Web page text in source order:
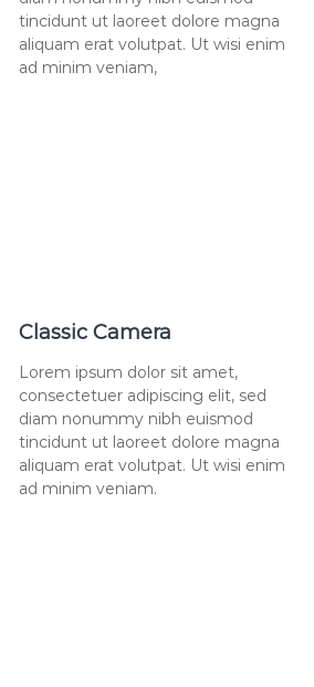
tincidunt ut laoreet dolore magna
aliquam erat volutpat. Ut wisi enim
ad minim veniam,
Classic Camera
Lorem ipsum dolor sit amet,
consectetuer adipiscing elit, sed
diam nonummy nibh euismod
tincidunt ut laoreet dolore magna
aliquam erat volutpat. Ut wisi enim
ad minim veniam.